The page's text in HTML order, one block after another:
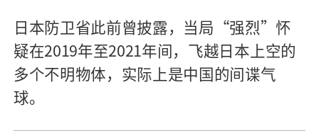
日本防卫省此前曾披露，当局“强烈”怀
疑在2019年至2021年间，飞越日本上空的
多个不明物体，实际上是中国的间谍气
球。